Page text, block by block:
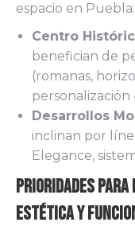
espacio en Puebla:
Centro
benefician de
(romanas,
personalización
Desarrollos
inclinan por
Elegance,
Prioridades para
Estética y